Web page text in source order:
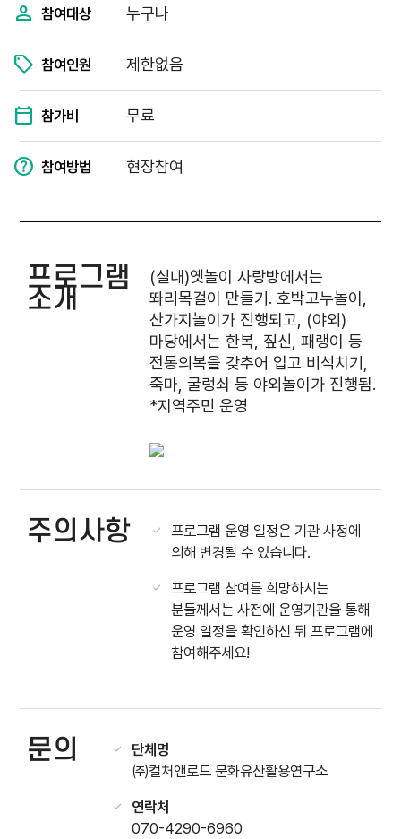
참여대상 누구나
참여인원 제한없음
참가비 무료
참여방법 현장참여
프로그램
소개
(실내)옛놀이 사랑방에서는
똬리목걸이 만들기. 호박고누놀이,
산가지놀이가 진행되고, (야외)
마당에서는 한복, 짚신, 패랭이 등
전통의복을 갖추어 입고 비석치기,
죽마, 굴렁쇠 등 야외놀이가 진행됨.
*지역주민 운영
주의사항
프로그램 운영 일정은 기관 사정에
의해 변경될 수 있습니다.
프로그램 참여를 희망하시는
분들께서는 사전에 운영기관을 통해
운영 일정을 확인하신 뒤 프로그램에
참여해주세요!
문의
단체명
㈜컬처앤로드 문화유산활용연구소
연락처
070-4290-6960